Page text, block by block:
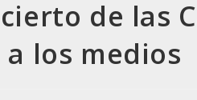
de las
los medios